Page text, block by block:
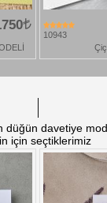
10943
düğün davetiye
için seçtiklerimiz